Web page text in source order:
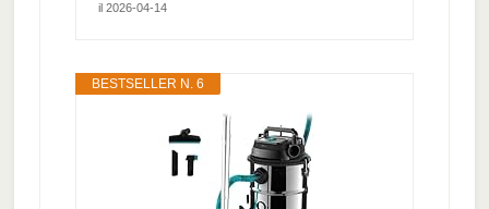
il 2026-04-14
BESTSELLER N. 6